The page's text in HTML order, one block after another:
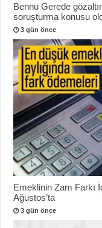
Bennu Gerede
soruşturma konusu
3 gün önce
Emeklinin Zam Farkı
Ağustos’ta
3 gün önce